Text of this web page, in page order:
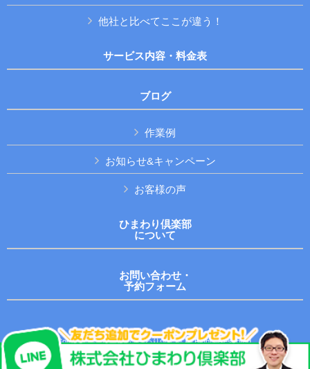
他社と比べてここが違う！
サービス内容・料金表
ブログ
作業例
お知らせ&キャンペーン
お客様の声
ひまわり倶楽部
について
お問い合わせ・
予約フォーム
Copyright © 株式会社ひまわり倶楽部 All Rights Reserved.